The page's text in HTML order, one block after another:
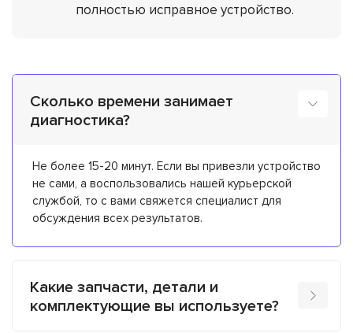
полностью исправное устройство.
Сколько времени занимает
диагностика?
Не более 15-20 минут. Если вы привезли устройство
не сами, а воспользовались нашей курьерской
службой, то с вами свяжется специалист для
обсуждения всех результатов.
Какие запчасти, детали и
комплектующие вы используете?